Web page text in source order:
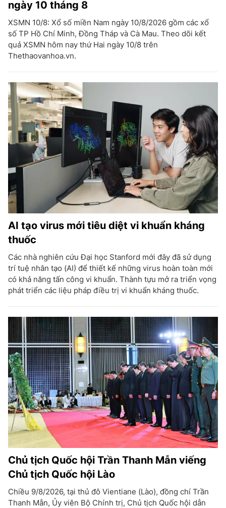
ngày 10 tháng 8
XSMN 10/8: Xổ số miền Nam ngày 10/8/2026 gồm các xổ
số TP Hồ Chí Minh, Đồng Tháp và Cà Mau. Theo dõi kết
quả XSMN hôm nay thứ Hai ngày 10/8 trên
Thethaovanhoa.vn.
AI tạo virus mới tiêu diệt vi khuẩn kháng
thuốc
Các nhà nghiên cứu Đại học Stanford mới đây đã sử dụng
trí tuệ nhân tạo (AI) để thiết kế những virus hoàn toàn mới
có khả năng tấn công vi khuẩn. Thành tựu mở ra triển vọng
phát triển các liệu pháp điều trị vi khuẩn kháng thuốc.
Chủ tịch Quốc hội Trần Thanh Mẫn viếng
Chủ tịch Quốc hội Lào
Chiều 9/8/2026, tại thủ đô Vientiane (Lào), đồng chí Trần
Thanh Mẫn, Ủy viên Bộ Chính trị, Chủ tịch Quốc hội dẫn